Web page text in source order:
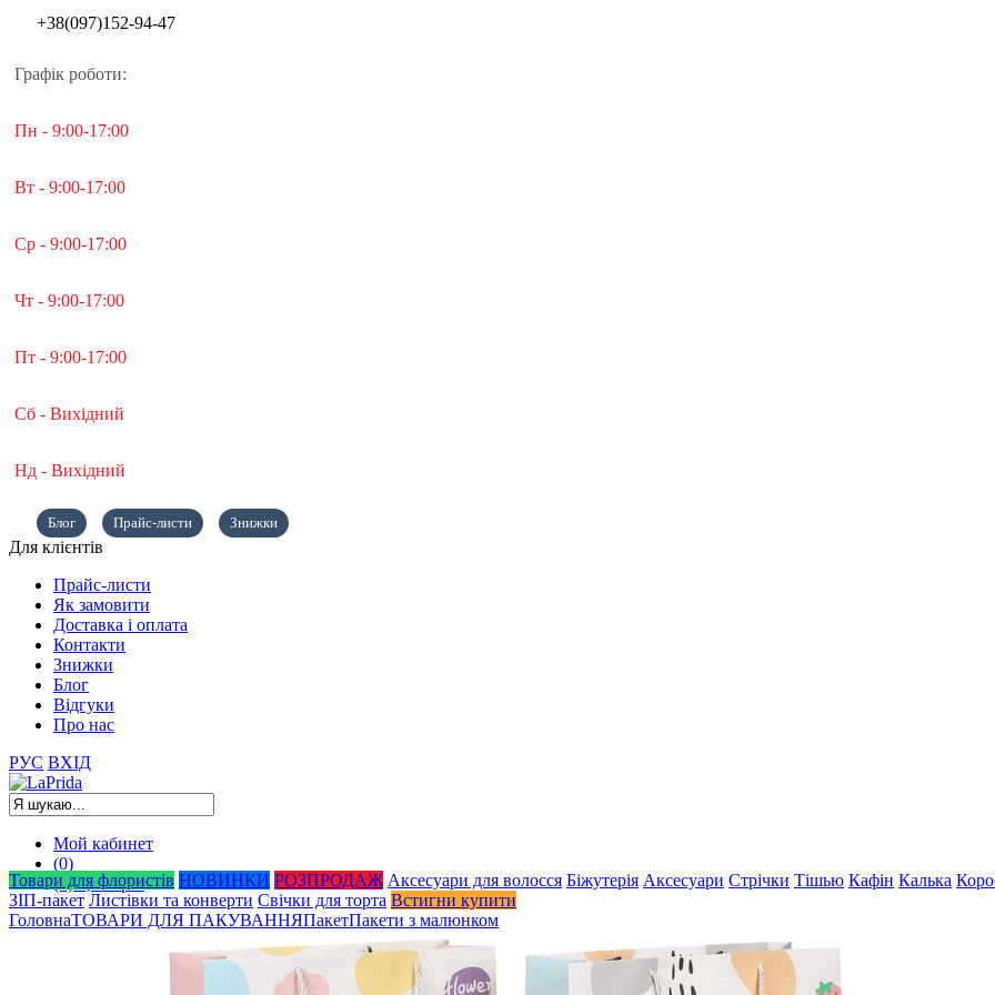
+38(097)152-94-47
Графік роботи:
Пн - 9:00-17:00
Вт - 9:00-17:00
Ср - 9:00-17:00
Чт - 9:00-17:00
Пт - 9:00-17:00
Сб - Вихідний
Нд - Вихідний
Блог Прайс-листи Знижки
Для клієнтів
Прайс-листи
Як замовити
Доставка і оплата
Контакти
Знижки
Блог
Відгуки
Про нас
РУС ВХІД
Мой кабинет
(0)
(0) 0,00грн.
Товари для флористів НОВИНКИ РОЗПРОДАЖ Аксесуари для волосся Біжутерія Аксесуари Стрiчки Тішью Кафін Калька
ЗІП-пакет Листівки та конверти Свічки для торта Встигни купити
ГоловнаТОВАРИ ДЛЯ ПАКУВАННЯПакетПакети з малюнком